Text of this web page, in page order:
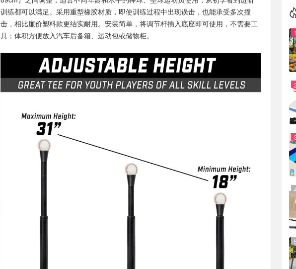
训练都可以满足。采用重型橡胶材质，即使训练过程中出现误击，也能承受多次撞
击，相比廉价塑料款更结实耐用。安装简单，将调节杆插入底座即可使用，不需要工
具；体积方便放入汽车后备箱、运动包或储物柜。